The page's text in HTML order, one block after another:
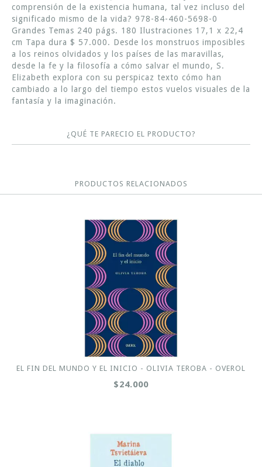
comprensión de la existencia humana, tal vez incluso del
significado mismo de la vida? 978-84-460-5698-0
Grandes Temas 240 págs. 180 Ilustraciones 17,1 x 22,4
cm Tapa dura $ 57.000. Desde los monstruos imposibles
a los reinos olvidados y los países de las maravillas,
desde la fe y la filosofía a cómo salvar el mundo, S.
Elizabeth explora con su perspicaz texto cómo han
cambiado a lo largo del tiempo estos vuelos visuales de la
fantasía y la imaginación.
¿QUÉ TE PARECIO EL PRODUCTO?
PRODUCTOS RELACIONADOS
EL FIN DEL MUNDO Y EL INICIO - OLIVIA TEROBA - OVEROL
$24.000